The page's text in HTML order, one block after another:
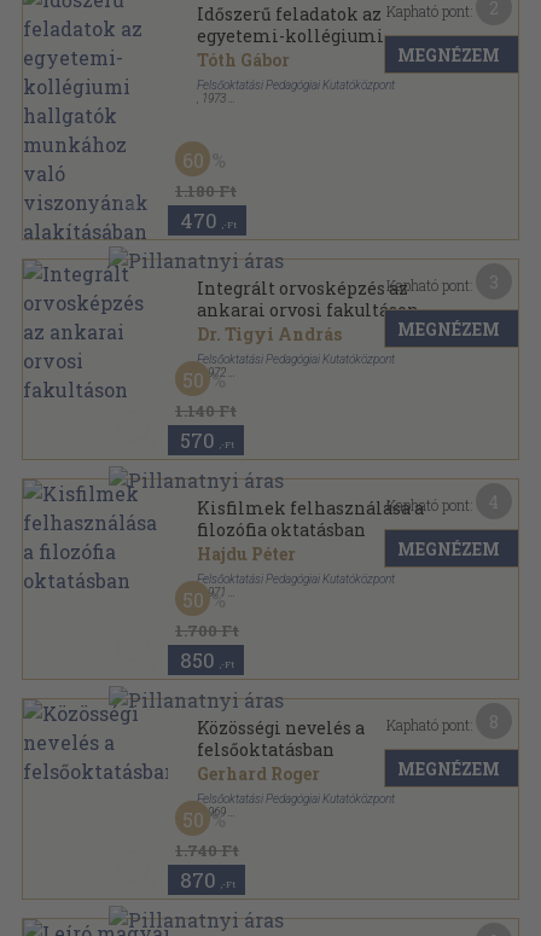
Időszerű feladatok az
egyetemi-kollégiumi
hallgatók munkához való
viszonyának alakításában
Tóth Gábor
Felsőoktatási Pedagógiai Kutatóközpont
1973
1.180 Ft
60
470 ,-Ft
Kapható pont:
MEGNÉZEM
Integrált orvosképzés az
ankarai orvosi fakultáson
Dr. Tigyi András
Felsőoktatási Pedagógiai Kutatóközpont
, 1972
Papírmappa
Információk a felsőoktatás köréből sorozat
1.140 Ft
50
570 ,-Ft
Kapható pont:
MEGNÉZEM
Kisfilmek felhasználása a
filozófia oktatásban
Hajdu Péter
Felsőoktatási Pedagógiai Kutatóközpont
, 1971
Tűzött kötés
1.700 Ft
50
850 ,-Ft
Kapható pont:
MEGNÉZEM
Közösségi nevelés a
felsőoktatásban
Gerhard Roger
Felsőoktatási Pedagógiai Kutatóközpont
, 1969
Fűzött papírkötés
Az Országos Felsőoktatási Nevelési Munkaközösség
Tájékoztatója sorozat
1.740 Ft
50
870 ,-Ft
Kapható pont:
MEGNÉZEM